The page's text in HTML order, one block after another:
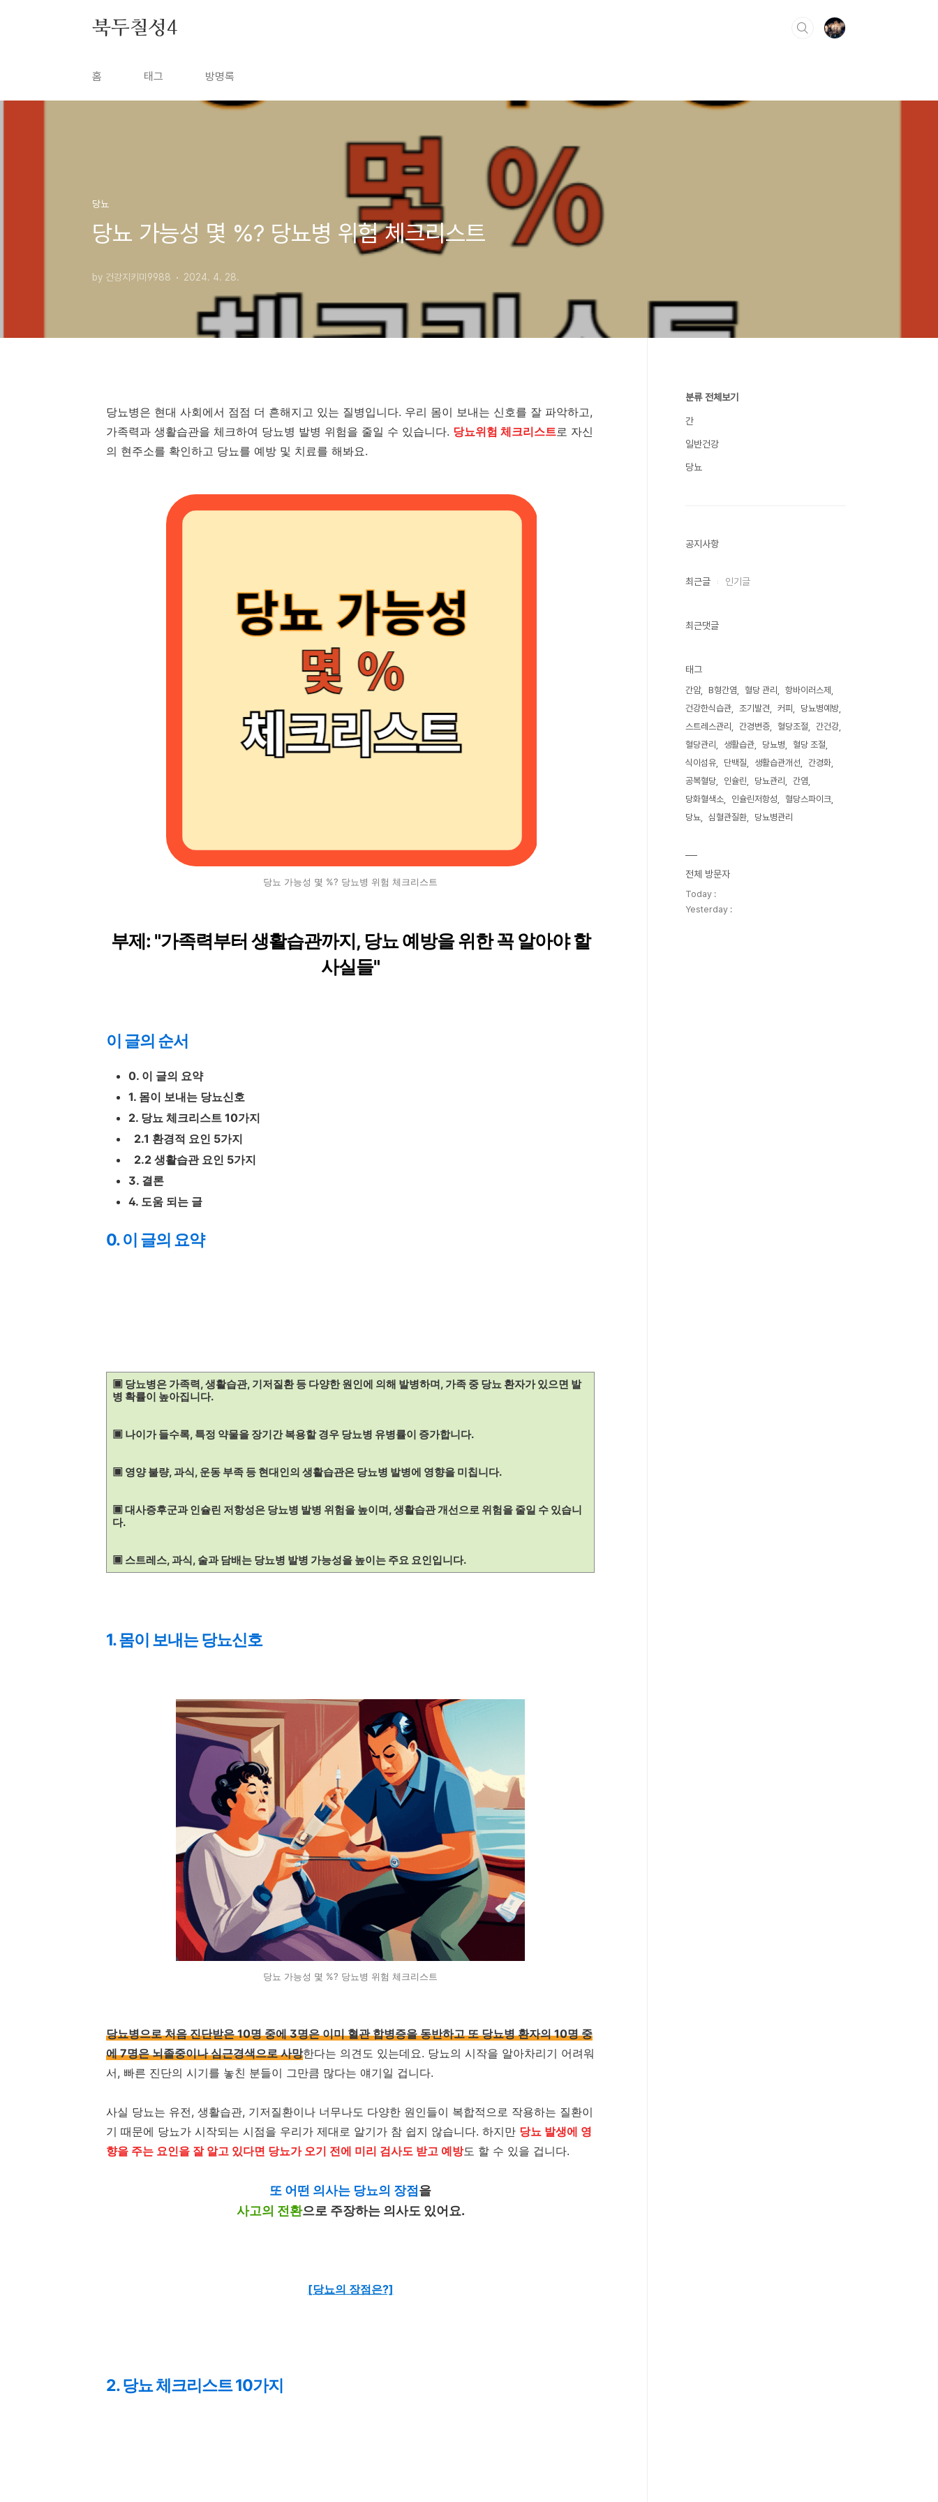
북두칠성4
홈 태그 방명록
당뇨
당뇨 가능성 몇 %? 당뇨병 위험 체크리스트
by 건강지키미9988 2024. 4. 28.
당뇨병은 현대 사회에서 점점 더 흔해지고 있는 질병입니다. 우리 몸이 보내는 신호를 잘 파악하고,
가족력과 생활습관을 체크하여 당뇨병 발병 위험을 줄일 수 있습니다. 당뇨위험 체크리스트로 자신
의 현주소를 확인하고 당뇨를 예방 및 치료를 해봐요.
당뇨 가능성 몇 %? 당뇨병 위험 체크리스트
부제: "가족력부터 생활습관까지, 당뇨 예방을 위한 꼭 알아야 할
사실들"
이 글의 순서
0. 이 글의 요약
1. 몸이 보내는 당뇨신호
2. 당뇨 체크리스트 10가지
2.1 환경적 요인 5가지
2.2 생활습관 요인 5가지
3. 결론
4. 도움 되는 글
0. 이 글의 요약
▣ 당뇨병은 가족력, 생활습관, 기저질환 등 다양한 원인에 의해 발병하며, 가족 중 당뇨 환자가 있으면 발
병 확률이 높아집니다.
▣ 나이가 들수록, 특정 약물을 장기간 복용할 경우 당뇨병 유병률이 증가합니다.
▣ 영양 불량, 과식, 운동 부족 등 현대인의 생활습관은 당뇨병 발병에 영향을 미칩니다.
▣ 대사증후군과 인슐린 저항성은 당뇨병 발병 위험을 높이며, 생활습관 개선으로 위험을 줄일 수 있습니
다.
▣ 스트레스, 과식, 술과 담배는 당뇨병 발병 가능성을 높이는 주요 요인입니다.
1. 몸이 보내는 당뇨신호
당뇨 가능성 몇 %? 당뇨병 위험 체크리스트
당뇨병으로 처음 진단받은 10명 중에 3명은 이미 혈관 합병증을 동반하고 또 당뇨병 환자의 10명 중
에 7명은 뇌졸중이나 심근경색으로 사망한다는 의견도 있는데요. 당뇨의 시작을 알아차리기 어려워
서, 빠른 진단의 시기를 놓친 분들이 그만큼 많다는 얘기일 겁니다.
사실 당뇨는 유전, 생활습관, 기저질환이나 너무나도 다양한 원인들이 복합적으로 작용하는 질환이
기 때문에 당뇨가 시작되는 시점을 우리가 제대로 알기가 참 쉽지 않습니다. 하지만 당뇨 발생에 영
향을 주는 요인을 잘 알고 있다면 당뇨가 오기 전에 미리 검사도 받고 예방도 할 수 있을 겁니다.
또 어떤 의사는 당뇨의 장점을
사고의 전환으로 주장하는 의사도 있어요.
[당뇨의 장점은?]
2. 당뇨 체크리스트 10가지
분류 전체보기
간
일반건강
당뇨
공지사항
최근글 인기글
최근댓글
태그
간암 B형간염 혈당 관리
항바이러스제
건강한식습관
조기발견 커피
당뇨병예방
스트레스관리
간경변증 혈당조절
간건강
혈당관리
생활습관 당뇨병
혈당 조절
식이섬유
단백질 생활습관개선
간경화
공복혈당
인슐린 당뇨관리
간염
당화혈색소
인슐린저항성
혈당스파이크
당뇨
심혈관질환 당뇨병관리
전체 방문자
Today :
Yesterday :